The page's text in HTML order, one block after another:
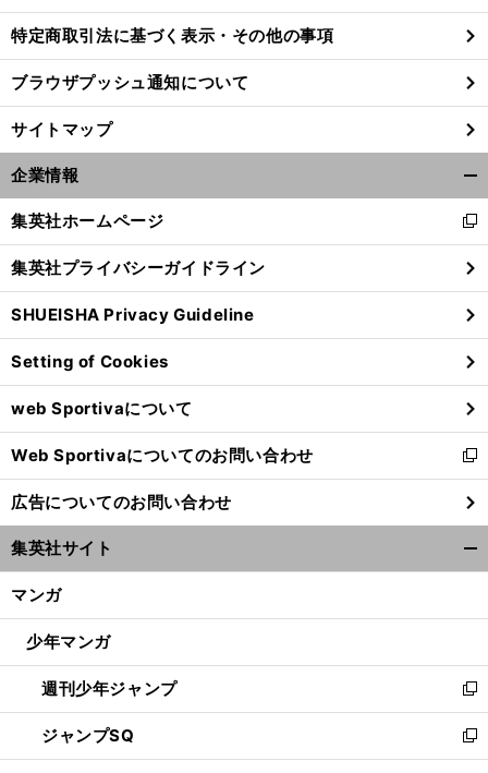
崖
っぷちガンバ
。
「
最
大限の力を注ぐ
」
ツネ様の進撃はこれから始まる
特定商取引法に基づく表示・その他の事項
ブラウザプッシュ通知について
サイトマップ
企業情報
閉
る
集英社ホームページ
新
し
い
ウ
ィ
ン
ド
ウ
で
開
く
集英社プライバシーガイドライン
SHUEISHA Privacy Guideline
Setting of Cookies
web Sportivaについて
Web Sportivaについてのお問い合わせ
新
し
い
ウ
ィ
ン
ウ
開
く
広告についてのお問い合わせ
集英社サイト
マンガ
少年マンガ
週刊少年ジャンプ
新
し
い
ウ
ジャンプSQ
新
し